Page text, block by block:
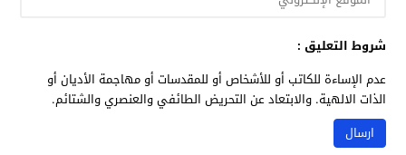
شروط التعليق :
عدم الإساءة للكاتب أو للأشخاص أو للمقدسات أو مهاجمة الأديان أو
الذات الالهية. والابتعاد عن التحريض الطائفي والعنصري والشتائم.